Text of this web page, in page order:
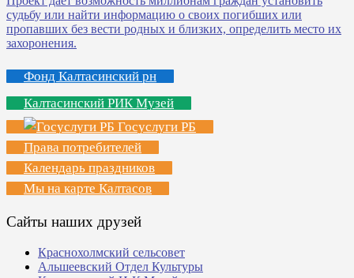
Фонд Калтасинский рн
Калтасинский РИК Музей
Госуслуги РБ
Права потребителей
Календарь праздников
Мы на карте Калтасов
Сайты наших друзей
Краснохолмский сельсовет
Альшеевский Отдел Культуры